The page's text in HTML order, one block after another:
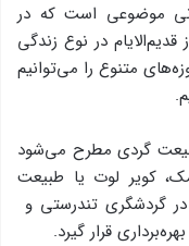
موضوعی است که در
در نوع زندگی
متنوع را می‌توانیم
گردی مطرح می‌شود
کویر لوت یا طبیعت
در گردشگری تندرستی و
قرار گیرد.